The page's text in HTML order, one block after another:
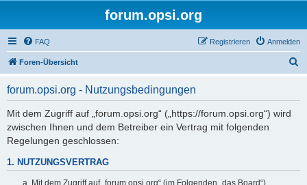
forum.opsi.org
FAQ Anmelden
Registrieren
Foren-Übersicht
forum.opsi.org - Nutzungsbedingungen
Mit dem Zugriff auf „forum.opsi.org“ („https://forum.opsi.org“) wird
zwischen Ihnen und dem Betreiber ein Vertrag mit folgenden
Regelungen geschlossen:
1. NUTZUNGSVERTRAG
Mit dem Zugriff auf „forum.opsi.org“ (im Folgenden „das Board“)